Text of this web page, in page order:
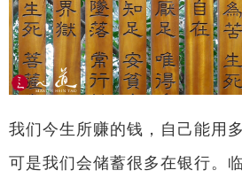
我们今生所赚的钱，自己能用
可是我们会储蓄很多在银行。